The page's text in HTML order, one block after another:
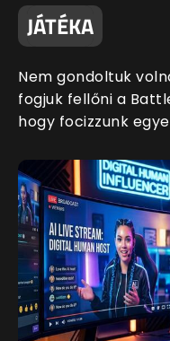
JÁTÉKA
Nem gondoltuk
fogjuk fellőni a
hogy focizzunk